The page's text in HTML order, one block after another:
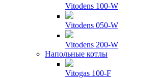
Vitodens 100-W
Vitodens 050-W
Vitodens 200-W
Напольные котлы
Vitogas 100-F